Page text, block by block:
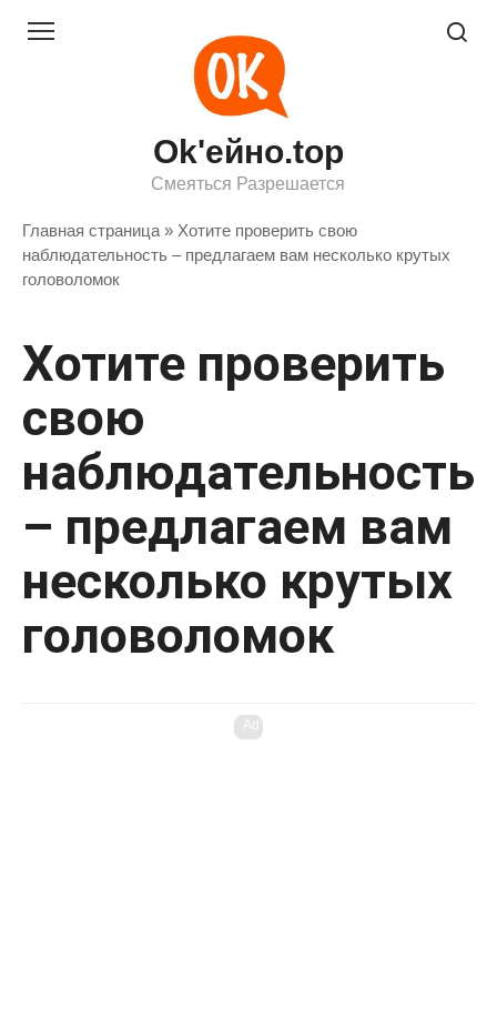
Ok'ейно.top
Смеяться Разрешается
Главная страница » Хотите проверить свою
наблюдательность – предлагаем вам несколько крутых
головоломок
Хотите проверить
свою
наблюдательность
– предлагаем вам
несколько крутых
головоломок
Ad